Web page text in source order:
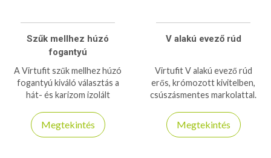
Szűk mellhez húzó
fogantyú
A Virtufit szűk mellhez húzó
fogantyú kiváló választás a
hát- és karizom izolált
markolattal, tartós kivitelben.
Megtekintés
V alakú evező rúd
Virtufit V alakú evező rúd
erős, krómozott kivitelben,
csúszásmentes markolattal.
erősítő gyakorlatokhoz.
Megtekintés